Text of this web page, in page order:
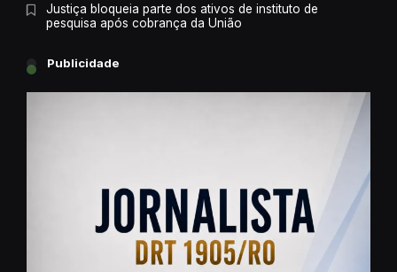
Justiça bloqueia parte dos ativos de instituto de
pesquisa após cobrança da União
Publicidade